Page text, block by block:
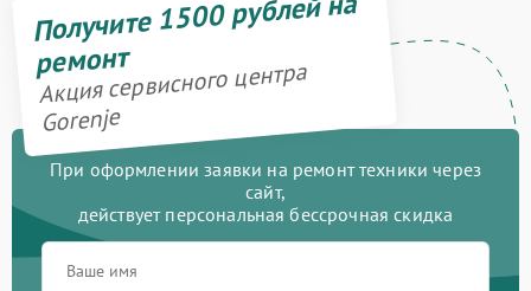
Получите 1500 рублей на
ремонт
Акция сервисного центра
Gorenje
При оформлении заявки на ремонт техники через
сайт,
действует персональная бессрочная скидка